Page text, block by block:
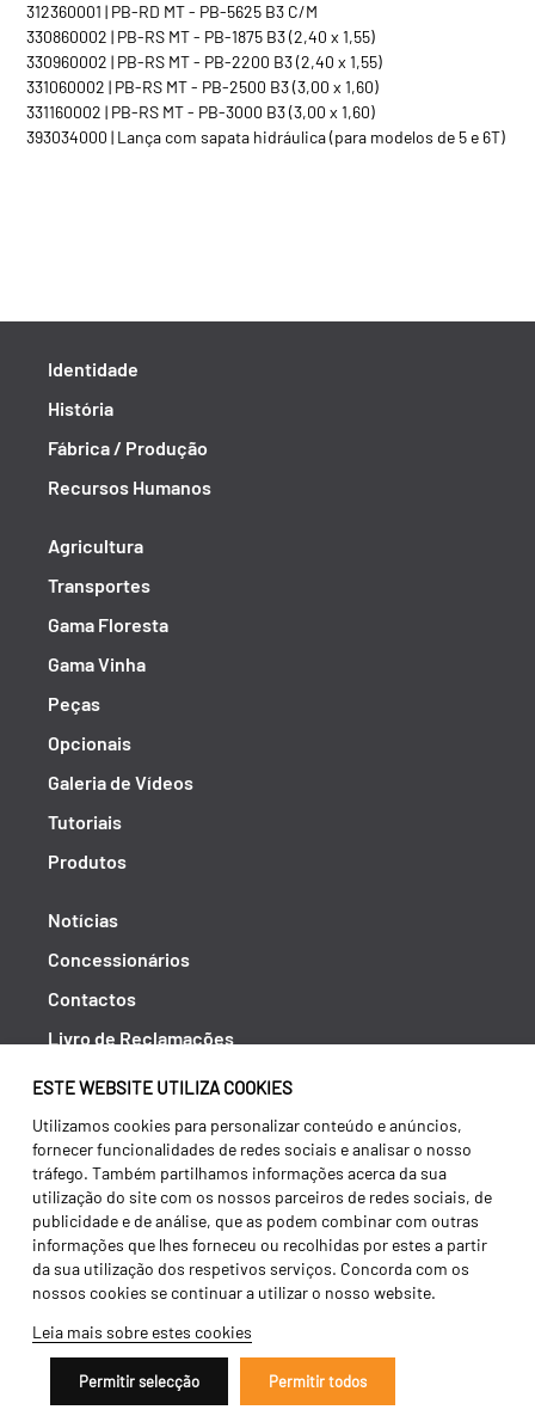
ESTE WEBSITE UTILIZA COOKIES
Utilizamos cookies para personalizar conteúdo e anúncios,
fornecer funcionalidades de redes sociais e analisar o nosso
tráfego. Também partilhamos informações acerca da sua
utilização do site com os nossos parceiros de redes sociais, de
publicidade e de análise, que as podem combinar com outras
informações que lhes forneceu ou recolhidas por estes a partir
da sua utilização dos respetivos serviços. Concorda com os
nossos cookies se continuar a utilizar o nosso website.
Leia mais sobre estes cookies
Permitir selecção Permitir todos
312360001 | PB-RD MT - PB-5625 B3 C/M
330860002 | PB-RS MT - PB-1875 B3 (2,40 x 1,55)
330960002 | PB-RS MT - PB-2200 B3 (2,40 x 1,55)
331060002 | PB-RS MT - PB-2500 B3 (3,00 x 1,60)
331160002 | PB-RS MT - PB-3000 B3 (3,00 x 1,60)
393034000 | Lança com sapata hidráulica (para modelos de 5 e 6T)
Identidade
História
Fábrica / Produção
Recursos Humanos
Agricultura
Transportes
Gama Floresta
Gama Vinha
Peças
Opcionais
Galeria de Vídeos
Tutoriais
Produtos
Notícias
Concessionários
Contactos
Livro de Reclamações
Política de Privacidade
Canal de Denúncias (RGPC)
Termos e condições